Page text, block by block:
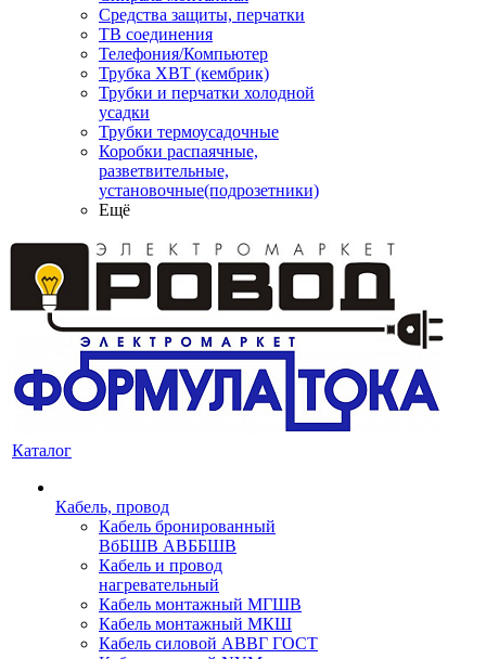
Средства защиты, перчатки
ТВ соединения
Телефония/Компьютер
Трубка ХВТ (кембрик)
Трубки и перчатки холодной
усадки
Трубки термоусадочные
Коробки распаячные,
разветвительные,
установочные(подрозетники)
Ещё
Каталог
Кабель, провод
Кабель бронированный
ВбБШВ АВББШВ
Кабель и провод
нагревательный
Кабель монтажный МГШВ
Кабель монтажный МКШ
Кабель силовой АВВГ ГОСТ